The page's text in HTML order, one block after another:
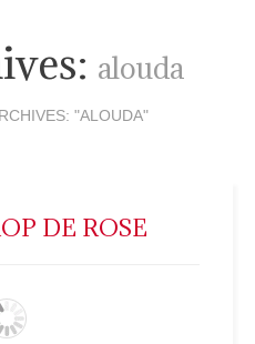
alouda
"ALOUDA"
DE ROSE